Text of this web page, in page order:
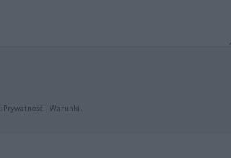
Prywatność| Warunki